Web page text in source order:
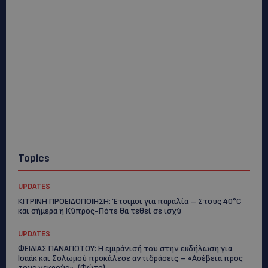
Topics
UPDATES
ΚΙΤΡΙΝΗ ΠΡΟΕΙΔΟΠΟΙΗΣΗ: Έτοιμοι για παραλία – Στους 40°C
και σήμερα η Κύπρος-Πότε θα τεθεί σε ισχύ
UPDATES
ΦΕΙΔΙΑΣ ΠΑΝΑΓΙΩΤΟΥ: Η εμφάνισή του στην εκδήλωση για
Ισαάκ και Σολωμού προκάλεσε αντιδράσεις – «Ασέβεια προς